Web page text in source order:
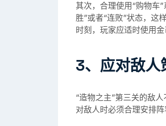
其次，合理使用“购物车
胜”或者“连败”状态，这
时刻，玩家应适时使用
3、应对敌人
“造物之主”第三关的敌
对敌人时必须合理安排